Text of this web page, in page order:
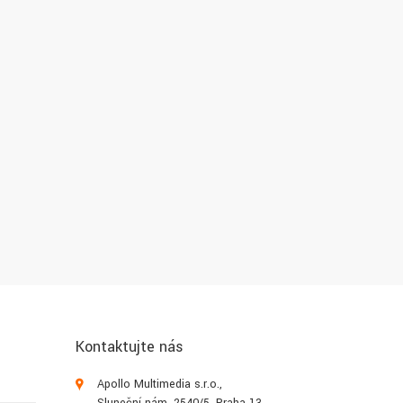
Kontaktujte nás
Apollo Multimedia s.r.o.,